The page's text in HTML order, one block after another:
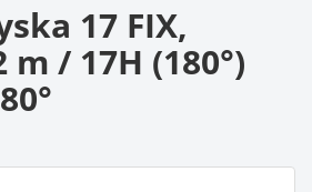
17 FIX,
/ 17H (180°)